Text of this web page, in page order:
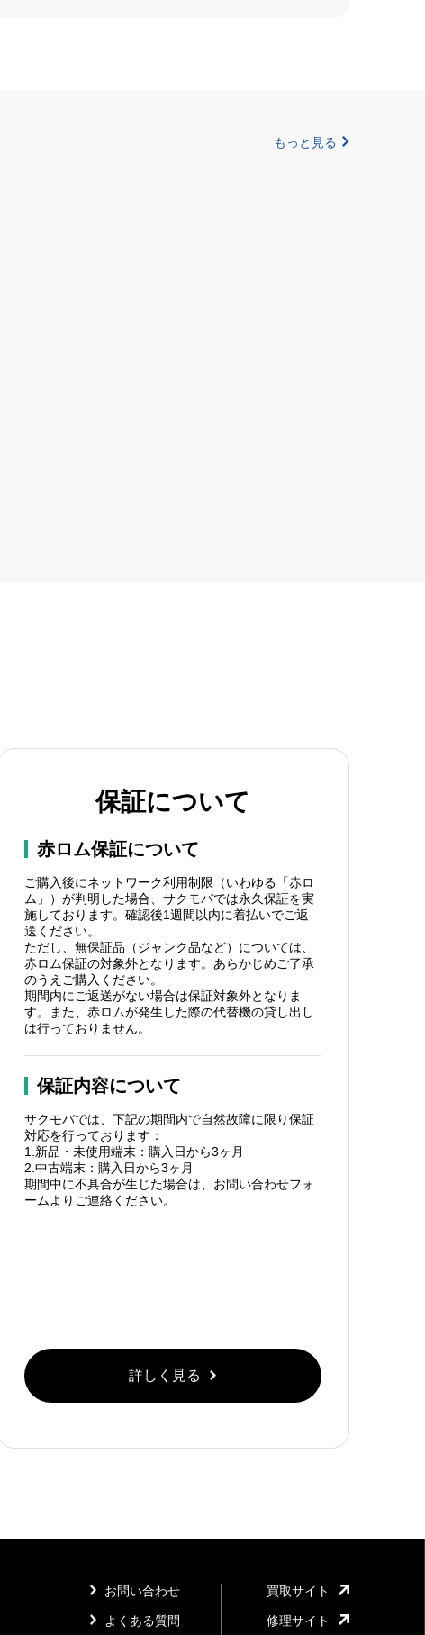
もっと見る
保証について
赤ロム保証について
ご購入後にネットワーク利用制限（いわゆる「赤ロ
ム」）が判明した場合、サクモバでは永久保証を実
施しております。確認後1週間以内に着払いでご返
送ください。
ただし、無保証品（ジャンク品など）については、
赤ロム保証の対象外となります。あらかじめご了承
のうえご購入ください。
期間内にご返送がない場合は保証対象外となりま
す。また、赤ロムが発生した際の代替機の貸し出し
は行っておりません。
保証内容について
サクモバでは、下記の期間内で自然故障に限り保証
対応を行っております：
1.新品・未使用端末：購入日から3ヶ月
2.中古端末：購入日から3ヶ月
期間中に不具合が生じた場合は、お問い合わせフォ
ームよりご連絡ください。
詳しく見る
お問い合わせ
よくある質問
買取サイト
修理サイト